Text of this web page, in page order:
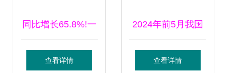
同比增长65.8%!一
季度中欧班列东部
查看详情
2024年前5月我国
货物贸易进出口主
查看详情